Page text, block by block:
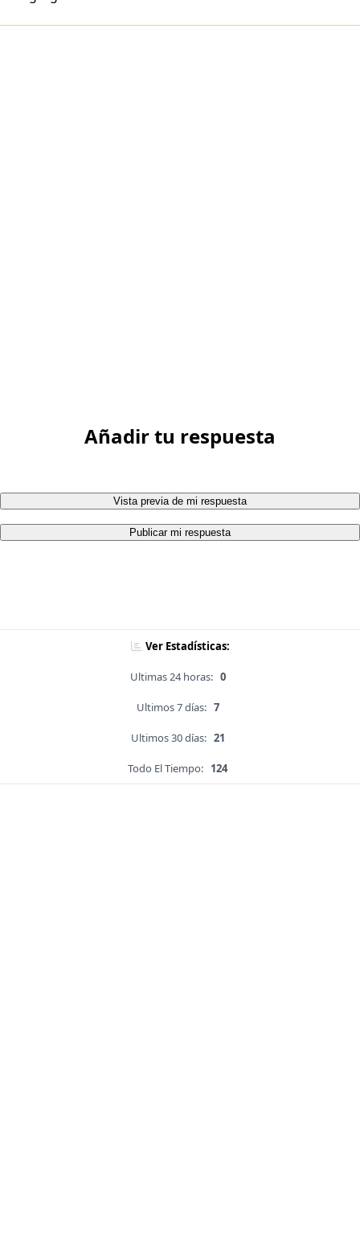
Añadir tu respuesta
Vista previa de mi respuesta
Publicar mi respuesta
Ver Estadísticas:
Ultimas 24 horas: 0
Ultimos 7 días: 7
Ultimos 30 días: 21
Todo El Tiempo: 124